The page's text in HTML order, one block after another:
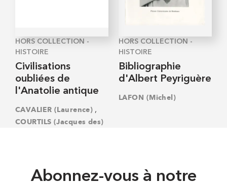
HORS COLLECTION -
HISTOIRE
Civilisations
oubliées de
l'Anatolie antique
CAVALIER (Laurence) ,
COURTILS (Jacques des)
HORS COLLECTION -
HISTOIRE
Bibliographie
d'Albert Peyriguère
LAFON (Michel)
Abonnez-vous à notre